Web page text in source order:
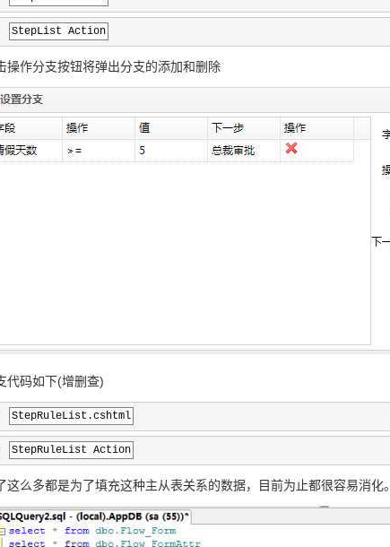
StepList Action
操作分支按钮将弹出分支的添加和删除
代码如下(增删查)
StepRuleList.cshtml
StepRuleList Action
这么多都是为了填充这种主从表关系的数据，目前为止都很容易消化。